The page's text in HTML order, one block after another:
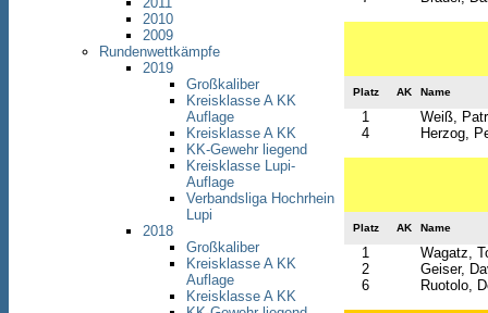
2010
2009
Rundenwettkämpfe
2019
Großkaliber
Kreisklasse A KK
Auflage
Kreisklasse A KK
KK-Gewehr liegend
Kreisklasse Lupi-
Auflage
Verbandsliga Hochrhein
Lupi
2018
Großkaliber
Kreisklasse A KK
Auflage
Kreisklasse A KK
Platz AK Name
1
Weiß,
4
Herzog,
Platz AK Name
1
Wagatz,
2
Geiser,
6
Ruotolo,